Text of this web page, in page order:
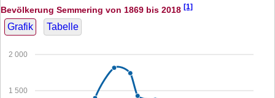
Bevölkerung Semmering von 1869 bis 2018 [1]
Grafik Tabelle
1 500
2 000